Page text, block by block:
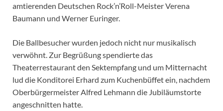
amtierenden Deutschen Rock’n’Roll-Meister Verena
Baumann und Werner Euringer.
Die Ballbesucher wurden jedoch nicht nur musikalisch
verwöhnt. Zur Begrüßung spendierte das
Theaterrestaurant den Sektempfang und um Mitternacht
lud die Konditorei Erhard zum Kuchenbüffet ein, nachdem
Oberbürgermeister Alfred Lehmann die Jubiläumstorte
angeschnitten hatte.